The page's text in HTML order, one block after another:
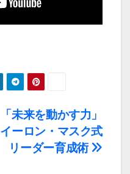
「未来を動かす力」
イーロン・マスク式
リーダー育成術